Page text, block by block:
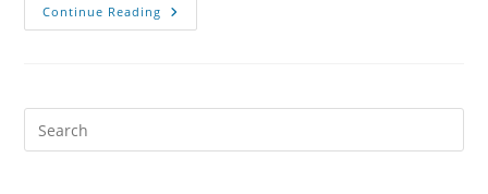
Continue Reading Ο
Κήπος